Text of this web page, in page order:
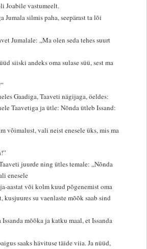
Joabile vastumeelt.
Jumala silmis paha, seepärast ta lõi
Jumalale: „Ma olen seda tehes suurt
siiski andeks oma sulase süü, sest ma
Gaadiga, Taaveti nägijaga, öeldes:
Taavetiga ja ütle: Nõnda ütleb Issand:
võimalust, vali neist enesele üks, mis ma
juurde ning ütles temale: „Nõnda
enesele
aastat või kolm kuud põgenemist oma
kusjuures su vaenlaste mõõk saab sind
mõõka ja katku maal, et Issanda
saaks hävituse täide viia. Ja nüüd,